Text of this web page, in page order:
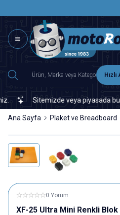
Hızlı
Sitemizde veya piyasada
Ana Sayfa Plaket ve Breadboard
0 Yorum
XF-25 Ultra Mini Renkli Blok